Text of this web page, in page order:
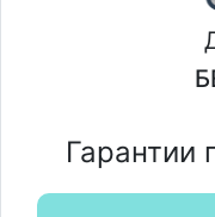
Гарантии